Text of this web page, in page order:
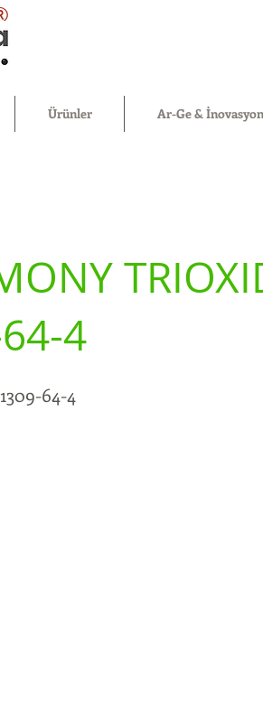
Ürünler Ar-Ge & İnovasyon
4
64-4